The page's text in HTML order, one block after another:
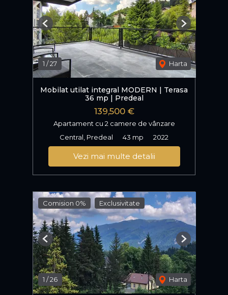
1 /27 Harta
Previous Next
Mobilat utilat integral MODERN | Terasa
36 mp | Predeal
139,500 €
Apartament cu 2 camere de vânzare
Central, Predeal
43 mp 2022
Vezi mai multe detalii
Comision 0% Exclusivitate
1 /26 Harta
Previous Next